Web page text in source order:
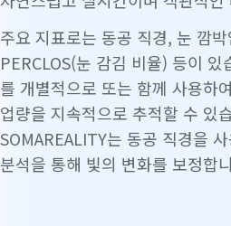
주요 지표로는 동공 직경, 눈 깜
PERCLOS(눈 감김 비율) 등이
를 개별적으로 또는 함께 사용하
업량을 지속적으로 추적할 수 있
SOMAREALITY는 동공 직경을
분석을 통해 빛의 변화를 보정합